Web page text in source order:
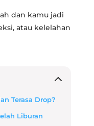
dan kamu jadi
atau kelelahan
Terasa Drop?
Liburan